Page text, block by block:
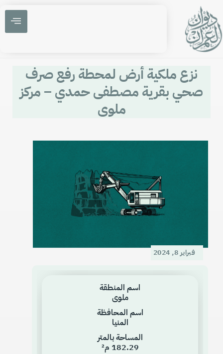
نزع ملكية أرض لمحطة رفع صرف
صحي بقرية مصطفى حمدي – مركز
ملوى
فبراير 8, 2024
اسم المنطقة
ملوى
اسم المحافظة
المنيا
المساحة بالمتر
182.29 م²